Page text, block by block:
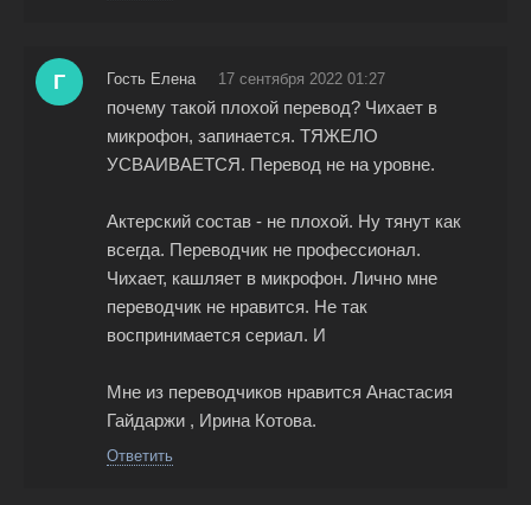
Г Гость Елена 17 сентября 2022 01:27
почему такой плохой перевод? Чихает в
микрофон, запинается. ТЯЖЕЛО
УСВАИВАЕТСЯ. Перевод не на уровне.
Актерский состав - не плохой. Ну тянут как
всегда. Переводчик не профессионал.
Чихает, кашляет в микрофон. Лично мне
переводчик не нравится. Не так
воспринимается сериал. И
Мне из переводчиков нравится Анастасия
Гайдаржи , Ирина Котова.
Ответить